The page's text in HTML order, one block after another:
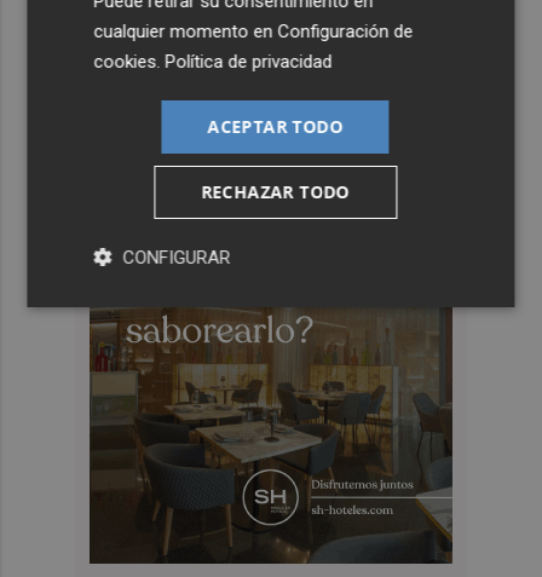
cualquier momento enConfiguración de
cookies.Política de privacidad
ACEPTAR TODO
RECHAZAR TODO
CONFIGURAR